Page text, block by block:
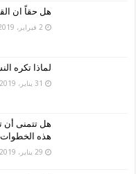
هل حقاً ان
2 فبراير، 2019
لماذا تكره
31 يناير، 2019
هل تتمنى أن
هذه
29 يناير، 2019